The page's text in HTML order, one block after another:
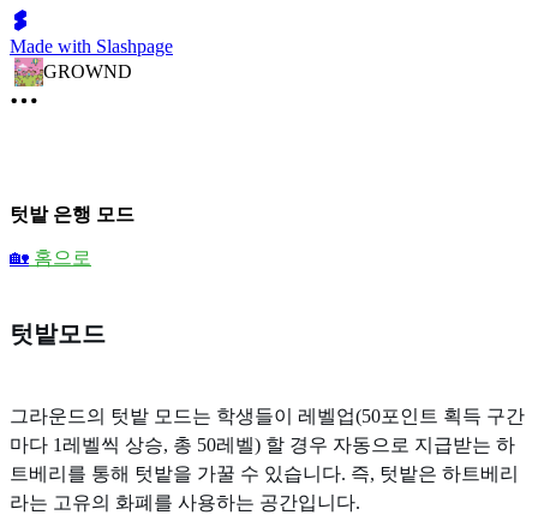
Made with Slashpage
GROWND
텃밭 은행 모드
🏡 홈으로
텃밭모드
그라운드의 텃밭 모드는 학생들이 레벨업(50포인트 획득 구간
마다 1레벨씩 상승, 총 50레벨) 할 경우 자동으로 지급받는 하
트베리를 통해 텃밭을 가꿀 수 있습니다. 즉, 텃밭은 하트베리
라는 고유의 화폐를 사용하는 공간입니다.